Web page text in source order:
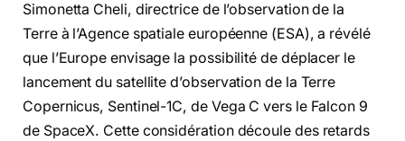
Simonetta Cheli, directrice de l’observation de la
Terre à l’Agence spatiale européenne (ESA), a révélé
que l’Europe envisage la possibilité de déplacer le
lancement du satellite d’observation de la Terre
Copernicus, Sentinel-1C, de Vega C vers le Falcon 9
de SpaceX. Cette considération découle des retards